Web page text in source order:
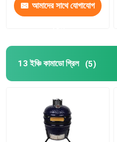
আমাদের সাথে যোগাযোগ
13 ইঞ্চি কামাডো গ্রিল (5)